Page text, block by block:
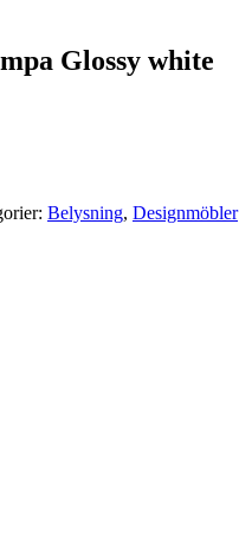
Glossy white
Belysning, Designmöbler